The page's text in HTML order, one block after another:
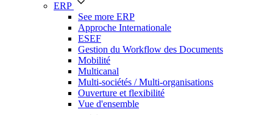
ERP
See more ERP
Approche Internationale
ESEF
Gestion du Workflow des Documents
Mobilité
Multicanal
Multi-sociétés / Multi-organisations
Ouverture et flexibilité
Vue d'ensemble